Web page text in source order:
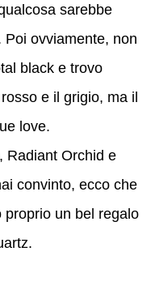
sarebbe
ovviamente, non
black e trovo
e il grigio, ma il
love.
Radiant Orchid e
convinto, ecco che
proprio un bel regalo